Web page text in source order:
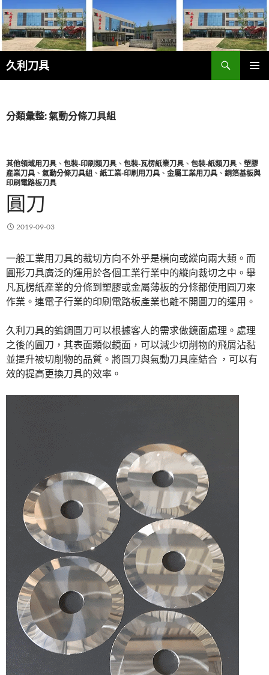
跳
至
主
要
內
容
久利刀具
搜
尋
分類彙整: 氣動分條刀具組
其他領域用刀具 、 包裝-印刷類刀具 、 包裝-瓦楞紙業刀具 、 包裝-紙類刀具 、 塑膠
產業刀具 、 氣動分條刀具組 、 紙工業-印刷用刀具 、 金屬工業用刀具 、 銅箔基板與
印刷電路板刀具
圓刀
2019-09-03
一般工業用刀具的裁切方向不外乎是橫向或縱向兩大類。而
圓形刀具廣泛的運用於各個工業行業中的縱向裁切之中。舉
凡瓦楞紙產業的分條到塑膠或金屬薄板的分條都使用圓刀來
作業。連電子行業的印刷電路板產業也離不開圓刀的運用。
久利刀具的鎢鋼圓刀可以根據客人的需求做鏡面處理。處理
之後的圓刀，其表面類似鏡面，可以減少切削物的飛屑沾黏
並提升被切削物的品質。將圓刀與氣動刀具座結合 ，可以有
效的提高更換刀具的效率。